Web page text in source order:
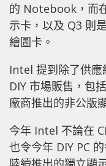
的 Notebook，而
示卡，以及 Q3 則
繪圖卡。
Intel 提到除了供應
DIY 市場販售，包
廠商推出的非公版
今年 Intel 不論在
也令今年 DIY PC